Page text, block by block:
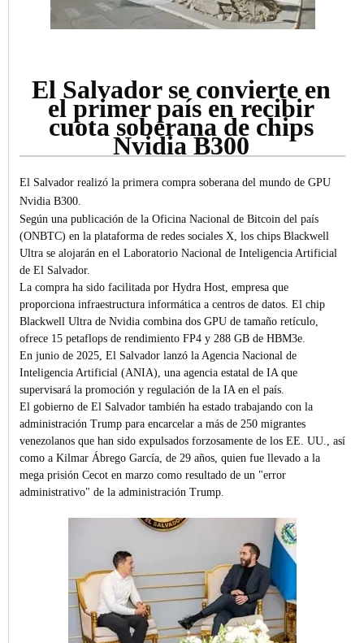
El Salvador se convierte en
el primer país en recibir
cuota soberana de chips
Nvidia B300
El Salvador realizó la primera compra soberana del mundo de GPU
Nvidia B300.
Según una publicación de la Oficina Nacional de Bitcoin del país
(ONBTC) en la plataforma de redes sociales X, los chips Blackwell
Ultra se alojarán en el Laboratorio Nacional de Inteligencia Artificial
de El Salvador.
La compra ha sido facilitada por Hydra Host, empresa que
proporciona infraestructura informática a centros de datos. El chip
Blackwell Ultra de Nvidia combina dos GPU de tamaño retículo,
ofrece 15 petaflops de rendimiento FP4 y 288 GB de HBM3e.
En junio de 2025, El Salvador lanzó la Agencia Nacional de
Inteligencia Artificial (ANIA), una agencia estatal de IA que
supervisará la promoción y regulación de la IA en el país.
El gobierno de El Salvador también ha estado trabajando con la
administración Trump para encarcelar a más de 250 migrantes
venezolanos que han sido expulsados forzosamente de los EE. UU., así
como a Kilmar Ábrego García, de 29 años, quien fue llevado a la
mega prisión Cecot en marzo como resultado de un "error
administrativo" de la administración Trump.